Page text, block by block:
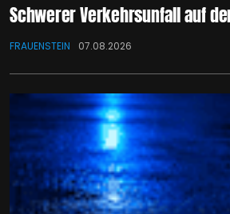
Schwerer Verkehrsunfall auf
FRAUENSTEIN 07.08.2026